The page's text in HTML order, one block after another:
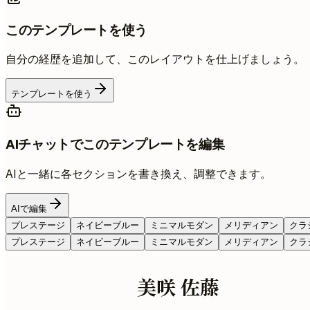
このテンプレートを使う
自分の経歴を追加して、このレイアウトを仕上げましょう。
テンプレートを使う
AIチャットでこのテンプレートを編集
AIと一緒に各セクションを書き換え、調整できます。
AIで編集
プレステージ
ネイビーブルー ミニマルモダン メリディアン
クラ
プレステージ
ネイビーブルー ミニマルモダン メリディアン クラ
美咲 佐藤